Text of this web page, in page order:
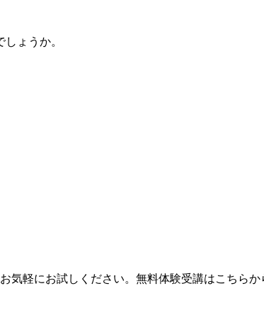
ょうか。
気軽にお試しください。無料体験受講はこちらか